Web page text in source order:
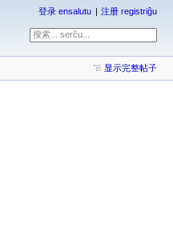
登录 ensalutu 注册 registriĝu
显示完整帖子